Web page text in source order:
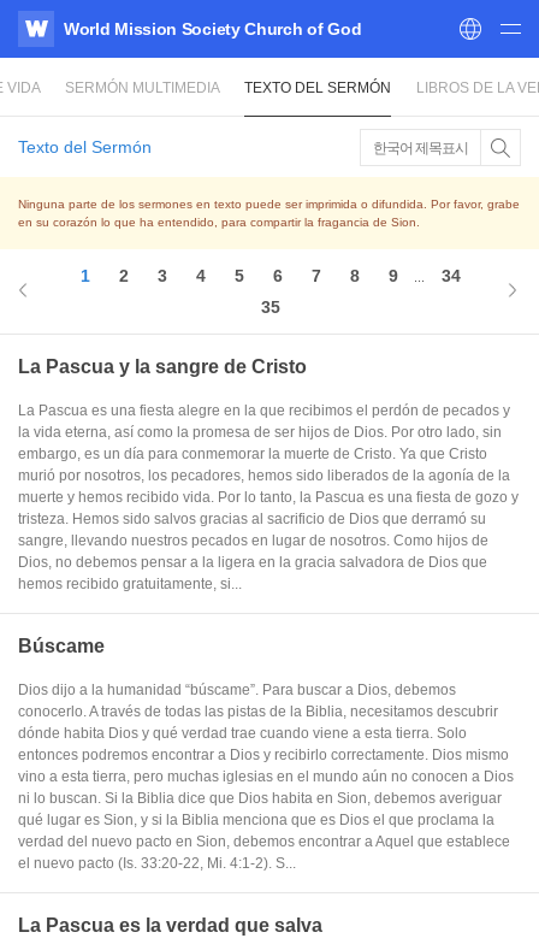
WATV
World Mission Society Church of God
VIDA SERMÓN MULTIMEDIA TEXTO DEL SERMÓN LIBROS DE LA
Texto del Sermón 한국어 제목표시
Ninguna parte de los sermones en texto puede ser imprimida o difundida. Por favor, grabe
en su corazón lo que ha entendido, para compartir la fragancia de Sion.
1 2 3 4 5 6 7 8 9
34
35
La Pascua y la sangre de Cristo
La Pascua es una fiesta alegre en la que recibimos el perdón de pecados y
la vida eterna, así como la promesa de ser hijos de Dios. Por otro lado, sin
embargo, es un día para conmemorar la muerte de Cristo. Ya que Cristo
murió por nosotros, los pecadores, hemos sido liberados de la agonía de la
muerte y hemos recibido vida. Por lo tanto, la Pascua es una fiesta de gozo y
tristeza. Hemos sido salvos gracias al sacrificio de Dios que derramó su
sangre, llevando nuestros pecados en lugar de nosotros. Como hijos de
Dios, no debemos pensar a la ligera en la gracia salvadora de Dios que
hemos recibido gratuitamente, si...
Búscame
Dios dijo a la humanidad “búscame”. Para buscar a Dios, debemos
conocerlo. A través de todas las pistas de la Biblia, necesitamos descubrir
dónde habita Dios y qué verdad trae cuando viene a esta tierra. Solo
entonces podremos encontrar a Dios y recibirlo correctamente. Dios mismo
vino a esta tierra, pero muchas iglesias en el mundo aún no conocen a Dios
ni lo buscan. Si la Biblia dice que Dios habita en Sion, debemos averiguar
qué lugar es Sion, y si la Biblia menciona que es Dios el que proclama la
verdad del nuevo pacto en Sion, debemos encontrar a Aquel que establece
el nuevo pacto (Is. 33:20-22, Mi. 4:1-2). S...
La Pascua es la verdad que salva